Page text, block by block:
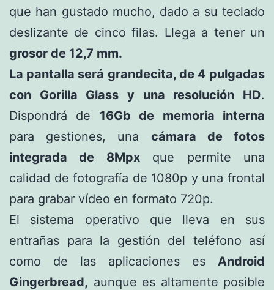
que han gustado mucho, dado a su teclado
deslizante de cinco filas. Llega a tener un
grosor de 12,7 mm.
La pantalla será grandecita, de 4 pulgadas
con Gorilla Glass y una resolución HD.
Dispondrá de 16Gb de memoria interna
para gestiones, una cámara de fotos
integrada de 8Mpxque permite una
calidad de fotografía de 1080p y una frontal
para grabar vídeo en formato 720p.
El sistema operativo que lleva en sus
entrañas para la gestión del teléfono así
como de las aplicaciones es Android
Gingerbread, aunque es altamente posible